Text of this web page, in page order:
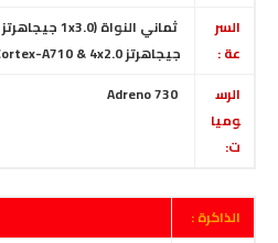
السر
عة :
جيجاهرتز Cortex-A710 & 4x2.0 جيجاهرتز Cortex-A510)
الرس
وميا
ت:
الذاكرة :